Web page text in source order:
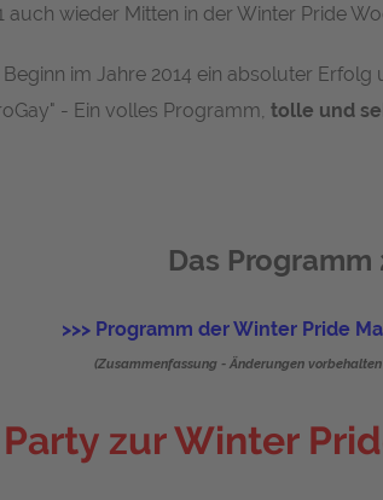
wieder Mitten in der Winter Pride
im Jahre 2014 ein absoluter
- Ein volles Programm, tolle und
Das Programm
>>> Programm der Winter Pride
(Zusammenfassung - Änderungen
zur Winter